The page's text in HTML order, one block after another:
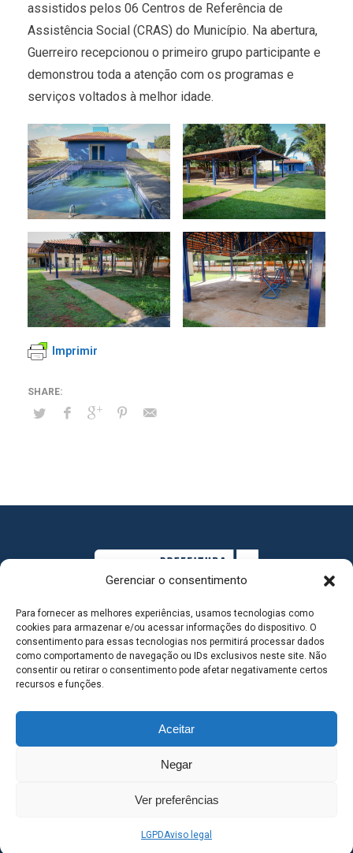
Gerenciar o consentimento
Para fornecer as melhores experiências, usamos tecnologias como
cookies para armazenar e/ou acessar informações do dispositivo. O
consentimento para essas tecnologias nos permitirá processar dados
como comportamento de navegação ou IDs exclusivos neste site. Não
consentir ou retirar o consentimento pode afetar negativamente certos
recursos e funções.
Aceitar
Negar
Ver preferências
LGPDAviso legal
assistidos pelos 06 Centros de Referência de
Assistência Social (CRAS) do Município. Na abertura,
Guerreiro recepcionou o primeiro grupo participante e
demonstrou toda a atenção com os programas e
serviços voltados à melhor idade.
Imprimir
MAPA DO SITE
SEDE DO ADMINISTRATIVO MUNICIPAL - Avenida
Contato: 67 98139-3237